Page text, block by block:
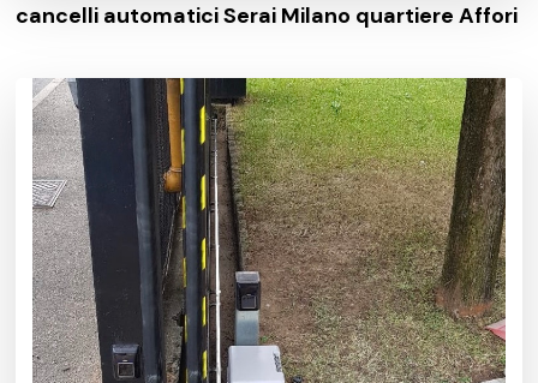
cancelli automatici Serai Milano quartiere Affori